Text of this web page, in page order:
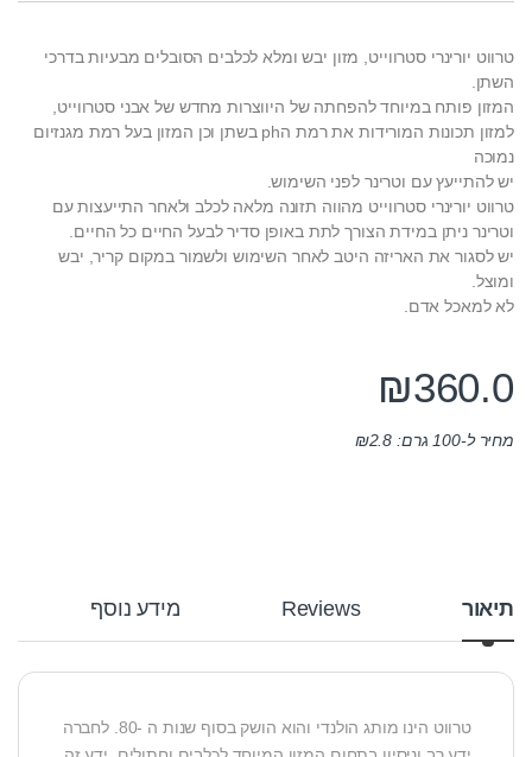
טרווט יורינרי סטרווייט, מזון יבש ומלא לכלבים הסובלים מבעיות בדרכי
השתן.
המזון פותח במיוחד להפחתה של היווצרות מחדש של אבני סטרווייט,
למזון תכונות המורידות את רמת הph בשתן וכן המזון בעל רמת מגנזיום
נמוכה
יש להתייעץ עם וטרינר לפני השימוש.
טרווט יורינרי סטרווייט מהווה תזונה מלאה לכלב ולאחר התייעצות עם
וטרינר ניתן במידת הצורך לתת באופן סדיר לבעל החיים כל החיים.
יש לסגור את האריזה היטב לאחר השימוש ולשמור במקום קריר, יבש
ומוצל.
לא למאכל אדם.
₪360.0
מחיר ל-100 גרם: ₪2.8
תיאור Reviews מידע נוסף
טרווט הינו מותג הולנדי והוא הושק בסוף שנות ה -80. לחברה